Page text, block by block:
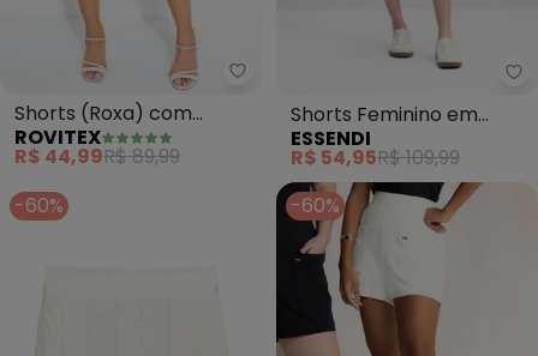
Rovitex - Shorts (Roxa) com
Shorts (Roxa) com
Babado Rovitex
ROVITEX
R$ 44,99R$ 89,99
Shorts Feminino em
Moletom (Rosa)
ESSENDI
R$ 54,95R$ 109,99
-60%
-60%